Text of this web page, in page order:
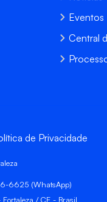
Eventos
Central
de Privacidade
6625 (WhatsApp)
/ CE - Brasil